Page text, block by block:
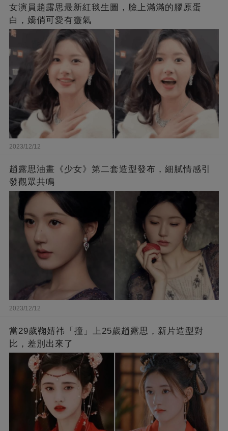
女演員趙露思最新紅毯生圖，臉上滿滿的膠原蛋
白，嬌俏可愛有靈氣
2023/12/12
趙露思油畫《少女》第二套造型發布，細膩情感引
發觀眾共鳴
2023/12/12
當29歲鞠婧祎「撞」上25歲趙露思，新片造型對
比，差別出來了